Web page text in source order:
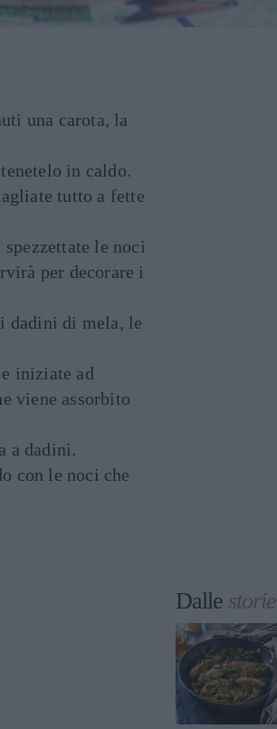
una carota, la
in caldo.
tutto a fette
le noci
per decorare i
dadini di mela, le
iniziate ad
viene assorbito
a dadini.
con le noci che
Dalle storie